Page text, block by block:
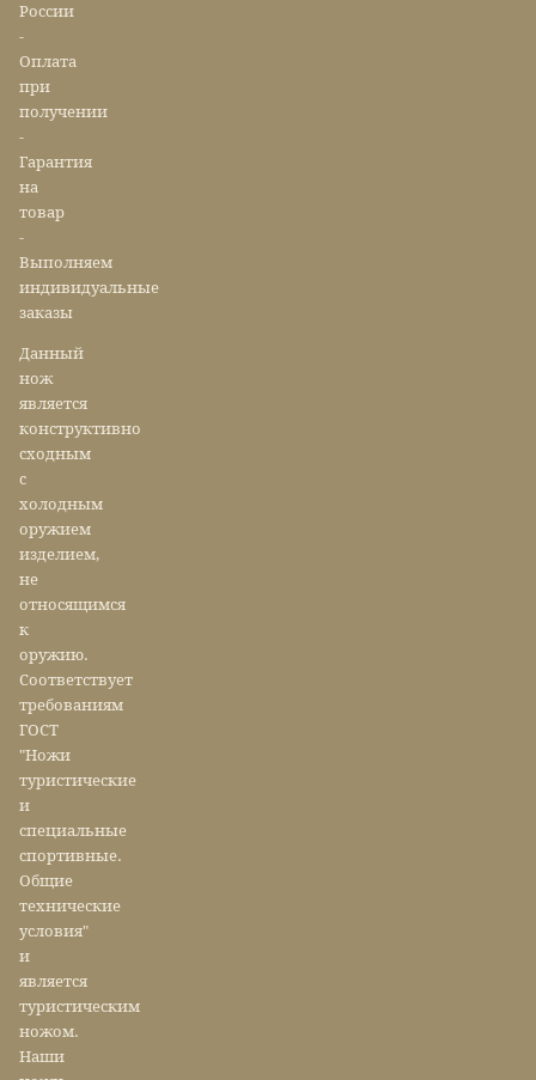
России
-
Оплата
при
получении
-
Гарантия
на
товар
-
Выполняем
индивидуальные
заказы
Данный
нож
является
конструктивно
сходным
с
холодным
оружием
изделием,
не
относящимся
к
оружию.
Соответствует
требованиям
ГОСТ
"Ножи
туристические
и
специальные
спортивные.
Общие
технические
условия"
и
является
туристическим
ножом.
Наши